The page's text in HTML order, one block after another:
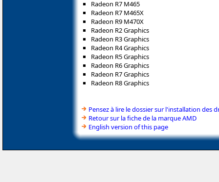
Radeon R7 M465
Radeon R7 M465X
Radeon R9 M470X
Radeon R2 Graphics
Radeon R3 Graphics
Radeon R4 Graphics
Radeon R5 Graphics
Radeon R6 Graphics
Radeon R7 Graphics
Radeon R8 Graphics
Pensez à lire le dossier sur l'installation des
Retour sur la fiche de la marque AMD
English version of this page